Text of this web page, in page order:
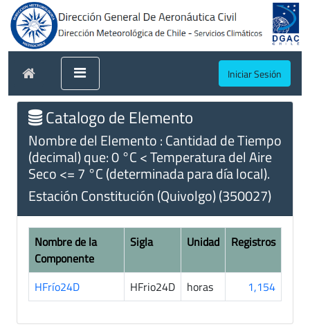
Iniciar Sesión
Catalogo de Elemento
Nombre del Elemento : Cantidad de Tiempo
(decimal) que: 0 °C < Temperatura del Aire
Seco <= 7 °C (determinada para día local).
Estación Constitución (Quivolgo) (350027)
Nombre de la
Componente
Sigla Unidad Registros
HFrío24D HFrio24D horas 1,154